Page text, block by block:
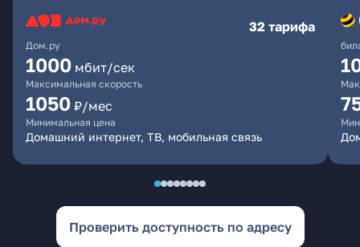
Дом.ру
32 тарифа
1000 мбит/сек
Максимальная скорость
1050 ₽/мес
Минимальная цена
Домашний интернет, ТВ, мобильная связь
Проверить доступность по адресу